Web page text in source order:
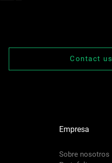
Contact us
Empresa
Sobre nosotros